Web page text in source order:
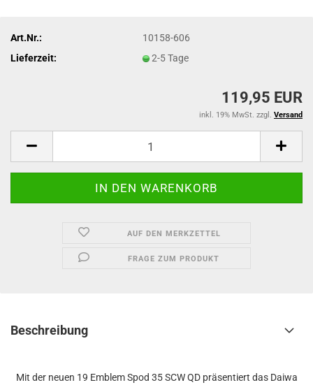
Art.Nr.:
10158-606
Lieferzeit:
2-5 Tage
119,95 EUR
inkl. 19% MwSt. zzgl. Versand
AUF DEN MERKZETTEL
FRAGE ZUM PRODUKT
Beschreibung
Mit der neuen 19 Emblem Spod 35 SCW QD präsentiert das Daiwa